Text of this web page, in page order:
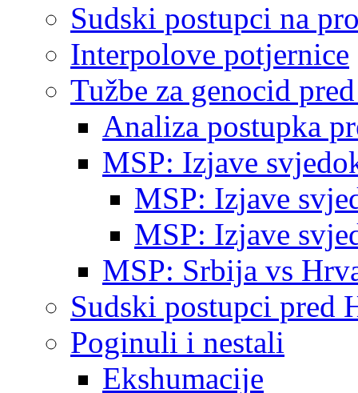
Sudski postupci na
Interpolove potjernice
Tužbe za genocid
Analiza postupka
MSP: Izjave
MSP: Izjave
MSP: Izjave
MSP: Srbija vs
Sudski postupci pred
Poginuli i nestali
Ekshumacije